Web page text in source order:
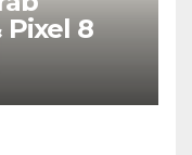
Pixel 8